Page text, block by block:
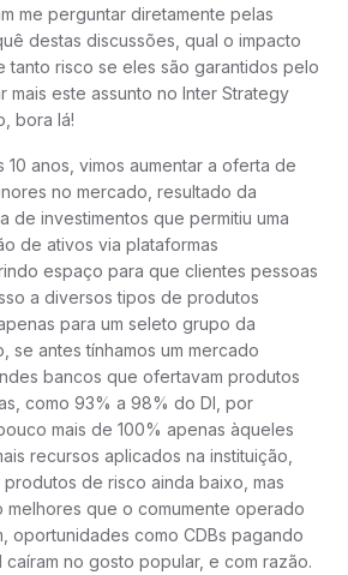
me perguntar diretamente pelas
destas discussões, qual o impacto
tanto risco se eles são garantidos pelo
mais este assunto no Inter Strategy
bora lá!
10 anos, vimos aumentar a oferta de
no mercado, resultado da
de investimentos que permitiu uma
de ativos via plataformas
espaço para que clientes pessoas
a diversos tipos de produtos
para um seleto grupo da
se antes tínhamos um mercado
bancos que ofertavam produtos
como 93% a 98% do DI, por
mais de 100% apenas àqueles
recursos aplicados na instituição,
de risco ainda baixo, mas
melhores que o comumente operado
oportunidades como CDBs pagando
caíram no gosto popular, e com razão.